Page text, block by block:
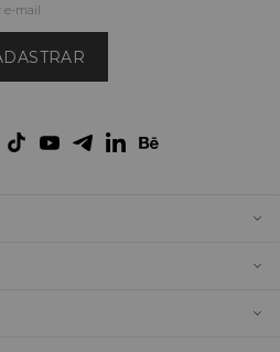
e-mail